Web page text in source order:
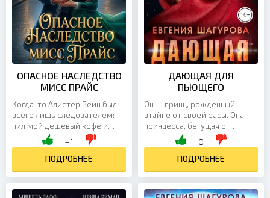
ОПАСНОЕ НАСЛЕДСТВО
МИСС ПРАЙС
Когда-то Алистер Вейн был
всего лишь следователем:
пил мой дешёвый кофе и
помогал чинить скрипучие
ступеньки в лавке. Теперь он
лорд-инквизитор,...
+1
ПОДРОБНЕЕ
ДАЮЩАЯ ДЛЯ
ПЬЮЩЕГО
Он — принц, рождённый
втайне от своей расы. Она —
принцесса, бегущая от
нежеланной помолвки.
Судьба свела их вместе и
подарила любовь. Но что
ждёт...
0
ПОДРОБНЕЕ